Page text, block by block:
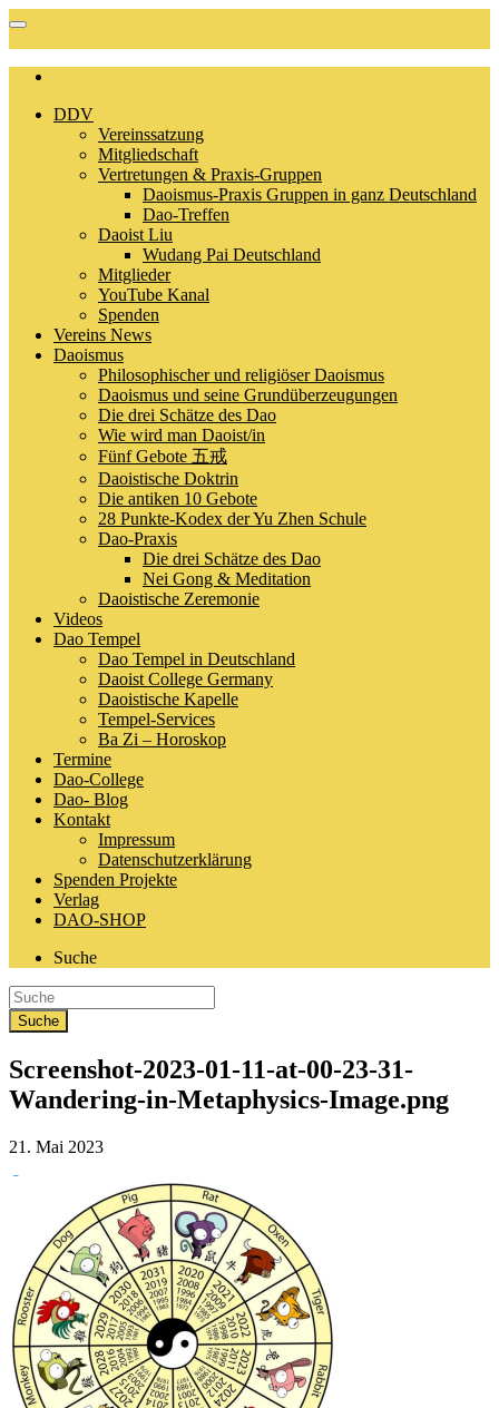
DDV
Vereinssatzung
Mitgliedschaft
Vertretungen & Praxis-Gruppen
Daoismus-Praxis Gruppen in ganz Deutschland
Dao-Treffen
Daoist Liu
Wudang Pai Deutschland
Mitglieder
YouTube Kanal
Spenden
Vereins News
Daoismus
Philosophischer und religiöser Daoismus
Daoismus und seine Grundüberzeugungen
Die drei Schätze des Dao
Wie wird man Daoist/in
Fünf Gebote 五戒
Daoistische Doktrin
Die antiken 10 Gebote
28 Punkte-Kodex der Yu Zhen Schule
Dao-Praxis
Die drei Schätze des Dao
Nei Gong & Meditation
Daoistische Zeremonie
Videos
Dao Tempel
Dao Tempel in Deutschland
Daoist College Germany
Daoistische Kapelle
Tempel-Services
Ba Zi – Horoskop
Termine
Dao-College
Dao- Blog
Kontakt
Impressum
Datenschutzerklärung
Spenden Projekte
Verlag
DAO-SHOP
Suche
Screenshot-2023-01-11-at-00-23-31-
Wandering-in-Metaphysics-Image.png
Veröffentlicht
21. Mai 2023